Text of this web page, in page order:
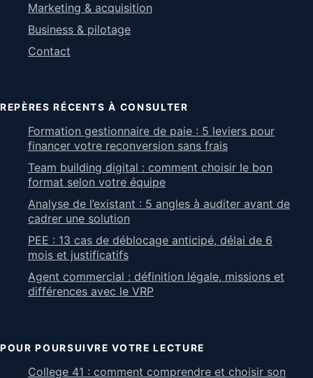
Marketing & acquisition
Business & pilotage
Contact
REPÈRES RÉCENTS À CONSULTER
Formation gestionnaire de paie : 5 leviers pour
financer votre reconversion sans frais
Team building digital : comment choisir le bon
format selon votre équipe
Analyse de l’existant : 5 angles à auditer avant de
cadrer une solution
PEE : 13 cas de déblocage anticipé, délai de 6
mois et justificatifs
Agent commercial : définition légale, missions et
différences avec le VRP
POUR POURSUIVRE VOTRE LECTURE
College 41 : comment comprendre et choisir son